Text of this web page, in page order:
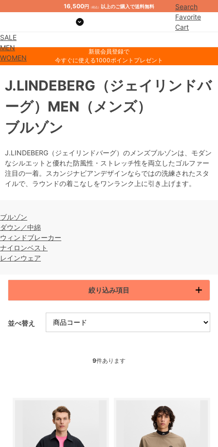
16,500円 （税込） 以上のご購入で送料無料
Search
Favorite
Cart
SALE
MEN
WOMEN
新規会員登録で
今すぐに使える1000ポイントプレゼント
ブルゾン
J.LINDEBERG （ジェイリンドバ
ーグ） MEN （メンズ）
J.LINDEBERG（ジェイリンドバーグ）のメンズブルゾンは、モダン
なシルエットと優れた防風性・ストレッチ性を両立したゴルファー
注目の一着。スカンジナビアンデザインならではの洗練されたスタ
イルで、ラウンドの着こなしをワンランク上に引き上げます。
ブルゾン
ダウン／中綿
ウィンドブレーカー
ナイロンベスト
レインウェア
絞り込み項目
並べ替え
9件あります